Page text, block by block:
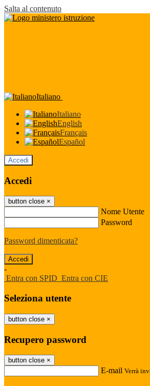
Salta al contenuto
Italiano
Italiano
English
Français
Español
Accedi
Accedi
button close ×
Nome Utente
Password
Password dimenticata?
-
Entra con SPID Entra con CIE
Seleziona utente
button close ×
Recupero password
button close ×
E-mail Verrà